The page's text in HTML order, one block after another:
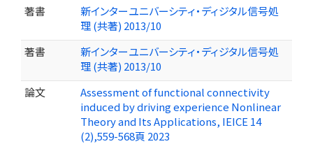
著書
新インターユニバーシティ・ディジタル信号処
理 (共著) 2013/10
著書
新インターユニバーシティ・ディジタル信号処
理 (共著) 2013/10
論文
Assessment of functional connectivity
induced by driving experience Nonlinear
Theory and Its Applications, IEICE 14
(2),559-568頁 2023